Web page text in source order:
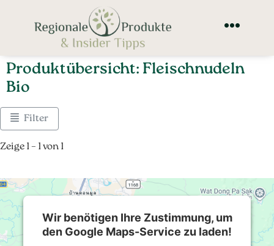
Produktübersicht: Fleischnudeln
Bio
Filter
Zeige 1 – 1 von 1
Wir benötigen Ihre Zustimmung, um
den Google Maps-Service zu laden!